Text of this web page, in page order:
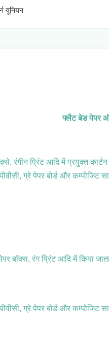
यूनियन
फ्लैट बेड पेपर
प्रिंट आदि में प्रयुक्त कार्टन
ग्रे पेपर बोर्ड और कम्पोजिट
बॉक्स, रंग प्रिंट आदि में किया
ग्रे पेपर बोर्ड और कम्पोजिट